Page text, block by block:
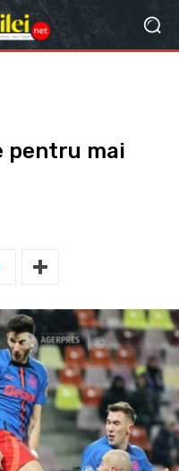
pentru mai